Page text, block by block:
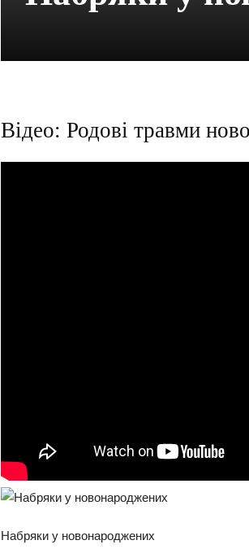
Відео: Родові травми
Набряки у новонароджених